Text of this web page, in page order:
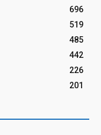
696
519
485
442
226
201